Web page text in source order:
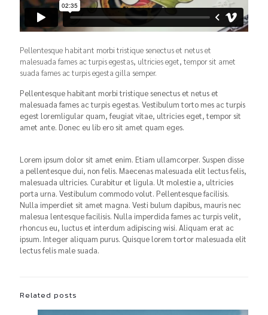
Pellentesque habitant morbi tristique senectus et netus et
malesuada fames ac turpis egestas, ultricies eget, tempor sit amet
suada fames ac turpis egesta gilla semper.
Pellentesque habitant morbi tristique senectus et netus et
malesuada fames ac turpis egestas. Vestibulum torto mes ac turpis
egest loremligular quam, feugiat vitae, ultricies eget, tempor sit
amet ante. Donec eu lib ero sit amet quam eges.
Lorem ipsum dolor sit amet enim. Etiam ullamcorper. Suspen disse
a pellentesque dui, non felis. Maecenas malesuada elit lectus felis,
malesuada ultricies. Curabitur et ligula. Ut molestie a, ultricies
porta urna. Vestibulum commodo volut. Pellentesque facilisis.
Nulla imperdiet sit amet magna. Vesti bulum dapibus, mauris nec
malesua lentesque facilisis. Nulla imperdida fames ac turpis velit,
rhoncus eu, luctus et interdum adipiscing wisi. Aliquam erat ac
ipsum. Integer aliquam purus. Quisque lorem tortor malesuada elit
lectus felis male suada.
Related posts